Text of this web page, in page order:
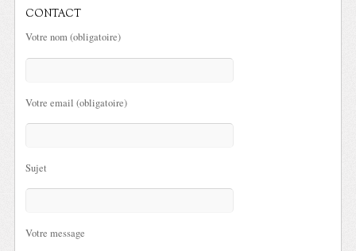
CONTACT
Votre nom (obligatoire)
Votre email (obligatoire)
Sujet
Votre message